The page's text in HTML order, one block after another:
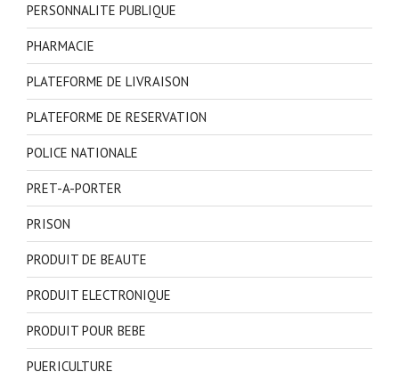
PERSONNALITE PUBLIQUE
PHARMACIE
PLATEFORME DE LIVRAISON
PLATEFORME DE RESERVATION
POLICE NATIONALE
PRET-A-PORTER
PRISON
PRODUIT DE BEAUTE
PRODUIT ELECTRONIQUE
PRODUIT POUR BEBE
PUERICULTURE